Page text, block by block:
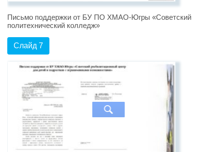
Письмо поддержки от БУ ПО ХМАО-Югры «Советский
политехнический колледж»
Слайд 7